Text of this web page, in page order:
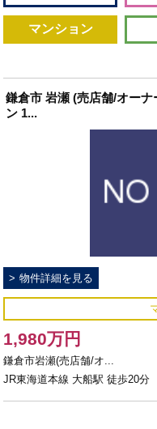
マンション
鎌倉市 岩瀬 (売店舗/オー
ン 1...
物件詳細を見る
1,980万円
鎌倉市岩瀬(売店舗/オ...
JR東海道本線 大船駅 徒歩20分